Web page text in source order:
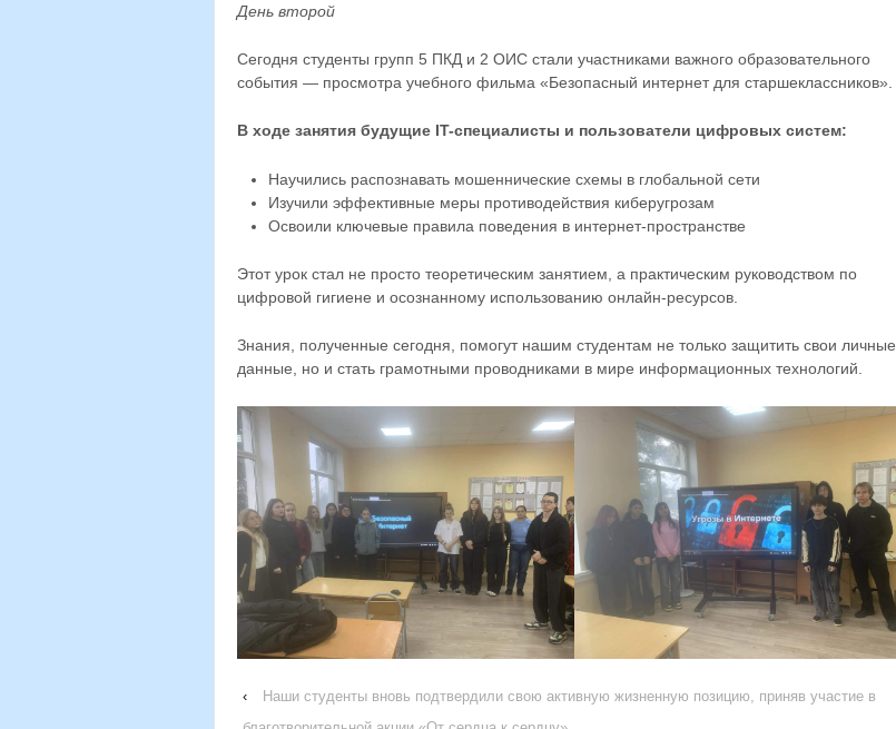
День второй
Сегодня студенты групп 5 ПКД и 2 ОИС стали участниками важного образовательного
события — просмотра учебного фильма «Безопасный интернет для старшеклассников».
В ходе занятия будущие IT-специалисты и пользователи цифровых систем:
Научились распознавать мошеннические схемы в глобальной сети
Изучили эффективные меры противодействия киберугрозам
Освоили ключевые правила поведения в интернет-пространстве
Этот урок стал не просто теоретическим занятием, а практическим руководством по
цифровой гигиене и осознанному использованию онлайн-ресурсов.
Знания, полученные сегодня, помогут нашим студентам не только защитить свои личные
данные, но и стать грамотными проводниками в мире информационных технологий.
‹
Наши студенты вновь подтвердили свою активную жизненную позицию, приняв участие в